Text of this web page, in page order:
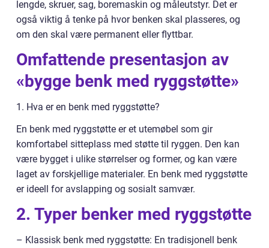
lengde, skruer, sag, boremaskin og måleutstyr. Det er
også viktig å tenke på hvor benken skal plasseres, og
om den skal være permanent eller flyttbar.
Omfattende presentasjon av
«bygge benk med ryggstøtte»
1. Hva er en benk med ryggstøtte?
En benk med ryggstøtte er et utemøbel som gir
komfortabel sitteplass med støtte til ryggen. Den kan
være bygget i ulike størrelser og former, og kan være
laget av forskjellige materialer. En benk med ryggstøtte
er ideell for avslapping og sosialt samvær.
2. Typer benker med ryggstøtte
– Klassisk benk med ryggstøtte: En tradisjonell benk